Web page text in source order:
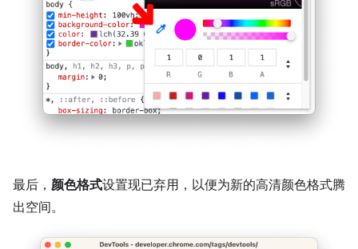
最后， 颜色格式设置现已弃用，以便为新的高清颜色格式腾
出空间。